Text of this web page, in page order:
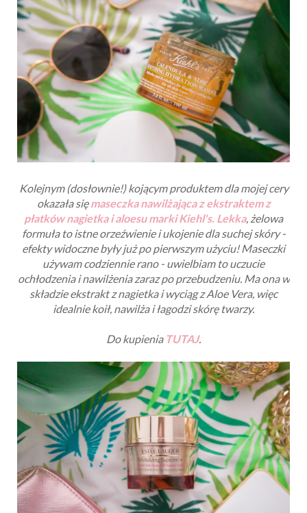
Kolejnym (dosłownie!) kojącym produktem dla mojej cery
okazała sięmaseczka nawilżająca z ekstraktem z
płatków nagietka i aloesu marki Kiehl's. Lekka, żelowa
formuła to istne orzeźwienie i ukojenie dla suchej skóry -
efekty widoczne były już po pierwszym użyciu! Maseczki
używam codziennie rano - uwielbiam to uczucie
ochłodzenia i nawilżenia zaraz po przebudzeniu. Ma ona w
składzie ekstrakt z nagietka i wyciąg z Aloe Vera, więc
idealnie koił, nawilża i łagodzi skórę twarzy.
Do kupienia TUTAJ.